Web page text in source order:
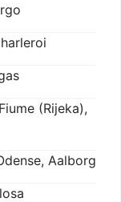
(Rijeka),
Aalborg